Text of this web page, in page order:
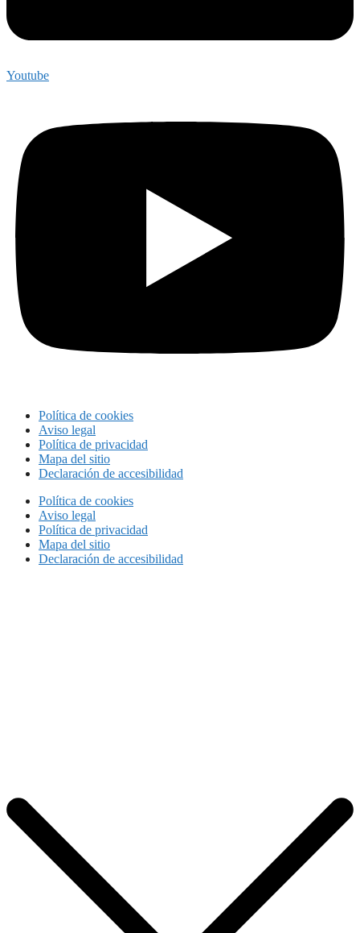
Youtube
Política de cookies
Aviso legal
Política de privacidad
Mapa del sitio
Declaración de accesibilidad
Política de cookies
Aviso legal
Política de privacidad
Mapa del sitio
Declaración de accesibilidad